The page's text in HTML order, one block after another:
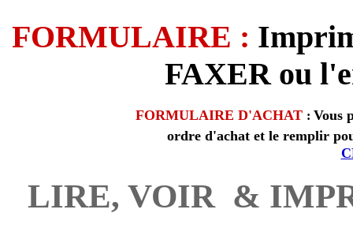
FORMULAIRE :
FAXER ou
FORMULAIRE D'ACHAT : Vous
ordre d'achat et le remplir
LIRE, VOIR &